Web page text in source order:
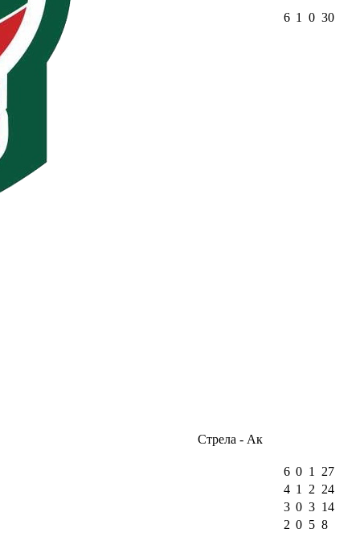
Стрела - Ак
6 1 0 30
6 0 1
27
4 1 2 24
3 0 3 14
2 0 5 8